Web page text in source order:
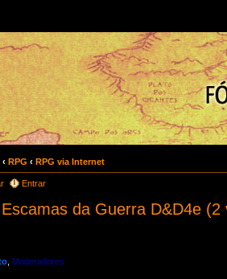
‹ RPG ‹ RPG via Internet
Entrar
da Guerra D&D4e (2
Moderadores